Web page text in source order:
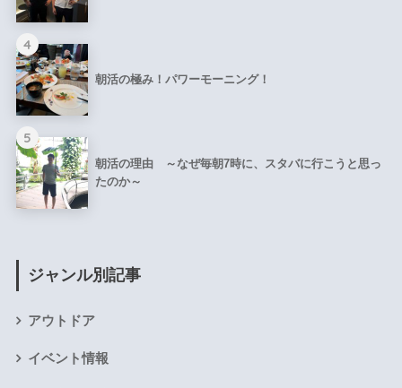
4
朝活の極み！パワーモーニング！
5
朝活の理由 ～なぜ毎朝7時に、スタバに行こうと思っ
たのか～
ジャンル別記事
アウトドア
イベント情報